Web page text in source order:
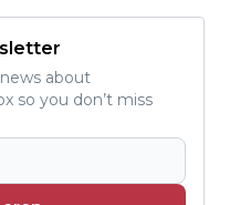
about
so you don’t miss